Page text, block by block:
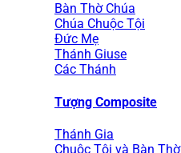
Bàn Thờ Chúa
Chúa Chuộc Tội
Đức Mẹ
Thánh Giuse
Các Thánh
Tượng Composite
Thánh Gia
Chuộc Tội và Bàn Thờ